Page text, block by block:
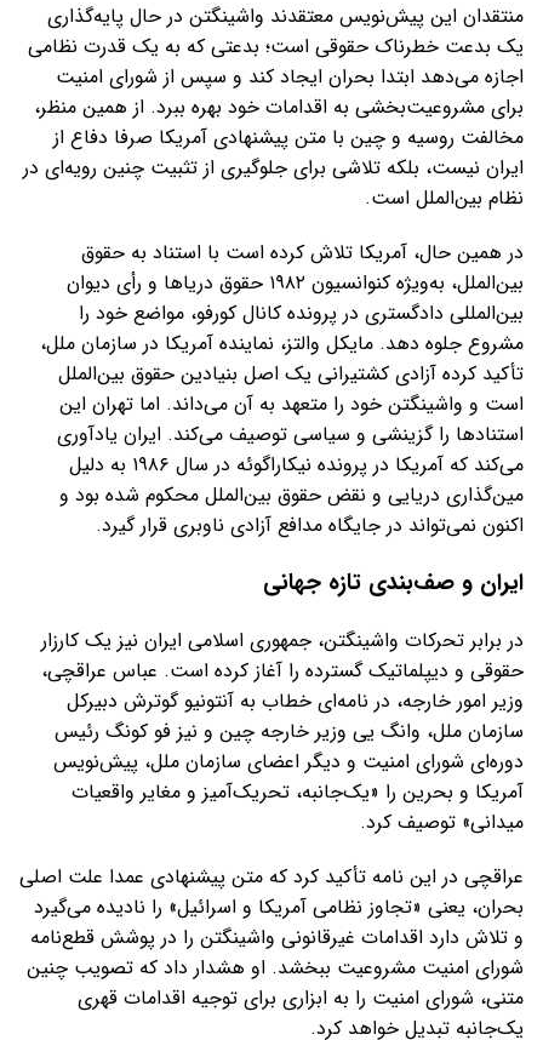
منتقدان این پیش‌نویس معتقدند واشینگتن در حال پایه‌گذاری
یک بدعت خطرناک حقوقی است؛ بدعتی که به یک قدرت نظامی
اجازه می‌دهد ابتدا بحران ایجاد کند و سپس از شورای امنیت
برای مشروعیت‌بخشی به اقدامات خود بهره ببرد. از همین منظر،
مخالفت روسیه و چین با متن پیشنهادی آمریکا صرفا دفاع از
ایران نیست، بلکه تلاشی برای جلوگیری از تثبیت چنین رویه‌ای در
نظام بین‌الملل است.
در همین حال، آمریکا تلاش کرده است با استناد به حقوق
بین‌الملل، به‌ویژه کنوانسیون ۱۹۸۲ حقوق دریاها و رأی دیوان
بین‌المللی دادگستری در پرونده کانال کورفو، مواضع خود را
مشروع جلوه دهد. مایکل والتز، نماینده آمریکا در سازمان ملل،
تأکید کرده آزادی کشتیرانی یک اصل بنیادین حقوق بین‌الملل
است و واشینگتن خود را متعهد به آن می‌داند. اما تهران این
استنادها را گزینشی و سیاسی توصیف می‌کند. ایران یادآوری
می‌کند که آمریکا در پرونده نیکاراگوئه در سال ۱۹۸۶ به دلیل
مین‌گذاری دریایی و نقض حقوق بین‌الملل محکوم شده بود و
اکنون نمی‌تواند در جایگاه مدافع آزادی ناوبری قرار گیرد.
ایران و صف‌بندی تازه جهانی
در برابر تحرکات واشینگتن، جمهوری اسلامی ایران نیز یک کارزار
حقوقی و دیپلماتیک گسترده را آغاز کرده است. عباس عراقچی،
وزیر امور خارجه، در نامه‌ای خطاب به آنتونیو گوترش دبیرکل
سازمان ملل، وانگ یی وزیر خارجه چین و نیز فو کونگ رئیس
دوره‌ای شورای امنیت و دیگر اعضای سازمان ملل، پیش‌نویس
آمریکا و بحرین را «یک‌جانبه، تحریک‌آمیز و مغایر واقعیات
میدانی» توصیف کرد.
عراقچی در این نامه تأکید کرد که متن پیشنهادی عمدا علت اصلی
بحران، یعنی «تجاوز نظامی آمریکا و اسرائیل» را نادیده می‌گیرد
و تلاش دارد اقدامات غیرقانونی واشینگتن را در پوشش قطع‌نامه
شورای امنیت مشروعیت ببخشد. او هشدار داد که تصویب چنین
متنی، شورای امنیت را به ابزاری برای توجیه اقدامات قهری
یک‌جانبه تبدیل خواهد کرد.